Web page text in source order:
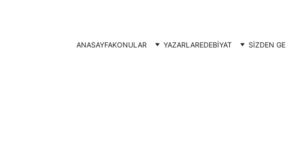
ANASAYFAKONULAR YAZARLAREDEBİYAT SİZDEN